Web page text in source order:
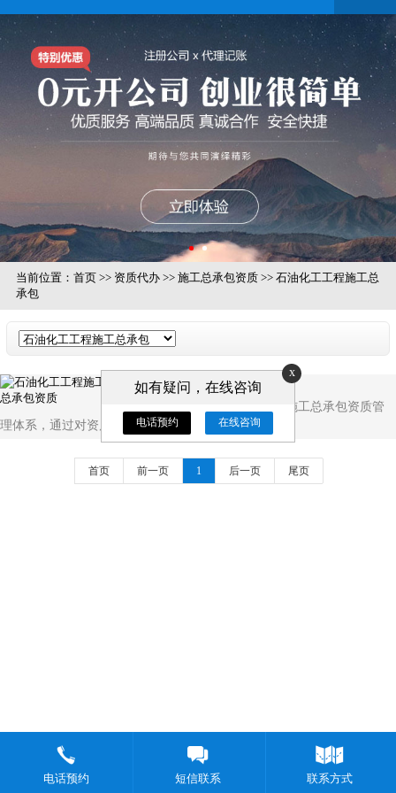
当前位置： 首页>> 资质代办>> 施工总承包资质>> 石油化工工程施工总
承包
石油化工工程施工总承包资质
本文系统研究了石油化工工程施工总承包资质管
理体系，通过对资质...
首页 前一页 1 后一页 尾页
电话预约 短信联系 联系方式
x
如有疑问，在线咨询
电话预约 在线咨询